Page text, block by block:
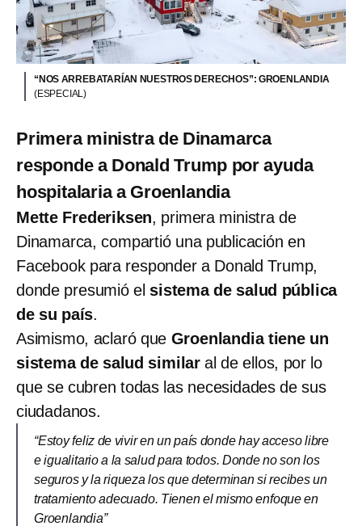
“NOS ARREBATARÍAN NUESTROS DERECHOS”: GROENLANDIA
(ESPECIAL)
Primera ministra de Dinamarca
responde a Donald Trump por ayuda
hospitalaria a Groenlandia
Mette Frederiksen, primera ministra de
Dinamarca, compartió una publicación en
Facebook para responder a Donald Trump,
donde presumió el sistema de salud pública
de su país.
Asimismo, aclaró que Groenlandia tiene un
sistema de salud similar al de ellos, por lo
que se cubren todas las necesidades de sus
ciudadanos.
“Estoy feliz de vivir en un país donde hay acceso libre
e igualitario a la salud para todos. Donde no son los
seguros y la riqueza los que determinan si recibes un
tratamiento adecuado. Tienen el mismo enfoque en
Groenlandia”